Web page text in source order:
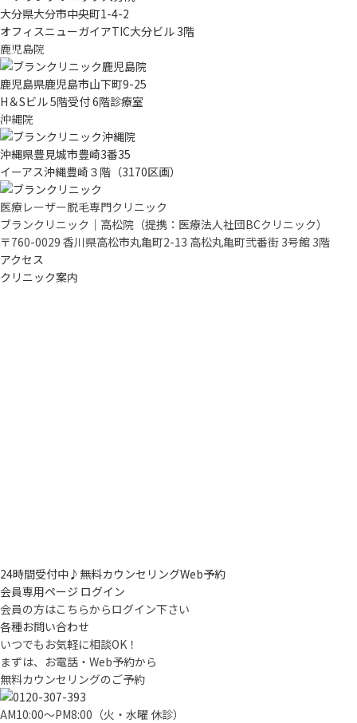
大分県大分市中央町1-4-2
オフィスニューガイアTIC大分ビル 3階
鹿児島院
鹿児島県鹿児島市山下町9-25
H＆Sビル 5階受付 6階診療室
沖縄院
沖縄県豊見城市豊崎3番35
イーアス沖縄豊崎３階（3170区画）
医療レーザー脱毛専門クリニック
ブランクリニック｜高松院 （提携：医療法人社団BCクリニック）
〒760-0029 香川県高松市丸亀町2-13 高松丸亀町弐番街 3号館 3階
アクセス
クリニック案内
24時間受付中♪ 無料カウンセリングWeb予約
会員専用ページ ログイン
会員の方はこちらからログイン下さい
各種お問い合わせ
いつでもお気軽に相談OK！
まずは、お電話・Web予約から
無料カウンセリングのご予約
AM10:00〜PM8:00（火・水曜 休診）